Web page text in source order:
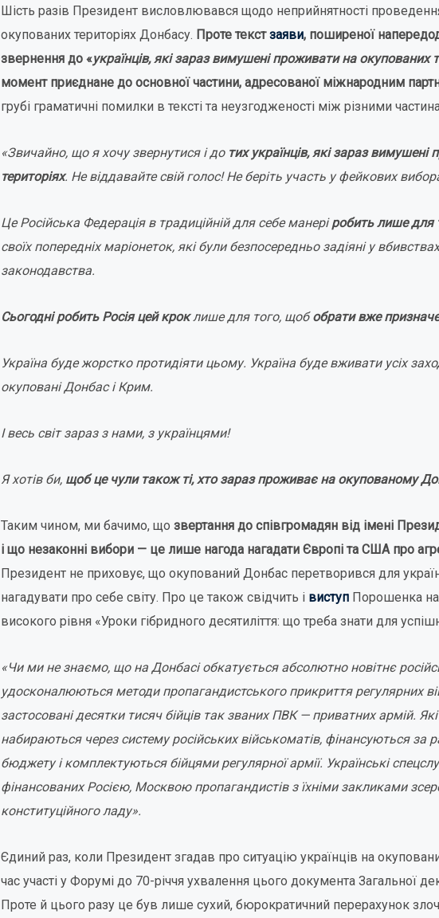
Шість разів Президент висловлювався щодо неприйнятності
окупованих територіях Донбасу. Проте текстзаяви, поширеної
звернення до «українців, які зараз вимушені проживати на окупованих
момент приєднане до основної частини, адресованої міжнародним
грубі граматичні помилки в тексті та неузгодженості між різними
«Звичайно, що я хочу звернутися і до тих українців, які зараз
територіях. Не віддавайте свій голос! Не беріть участь у фейкових
Це Російська Федерація в традиційній для себе манеріробить лише для
своїх попередніх маріонеток, які були безпосередньо задіяні у вб
законодавства.
Сьогодні робить Росія цей кроклише для того, щобобрати вже
Україна буде жорстко протидіяти цьому. Україна буде вживати усіх
окуповані Донбас і Крим.
І весь світ зараз з нами, з українцями!
Я хотів би, щоб це чули також ті, хто зараз проживає на окупованому
Таким чином, ми бачимо, щозвертання до співгромадян від імені
і що незаконні вибори — це лише нагода нагадати Європі та США про
Президент не приховує, що окупований Донбас перетворився для
нагадувати про себе світу. Про це також свідчить і виступ Порошенка на
високого рівня «Уроки гібридного десятиліття: що треба знати для
«Чи ми не знаємо, що на Донбасі обкатується абсолютно новітнє
удосконалюються методи пропагандистського прикриття регулярних
застосовані десятки тисяч бійців так званих ПВК — приватних армій.
набираються через систему російських військоматів, фінансуються за
бюджету і комплектуються бійцями регулярної армії. Українські
фінансованих Росією, Москвою пропагандистів з їхніми закликами
конституційного ладу».
Єдиний раз, коли Президент згадав про ситуацію українців на
час участі у Форумі до 70-річчя ухвалення цього документа Загальної
Проте й цього разу це був лише сухий, бюрократичний перерахунок